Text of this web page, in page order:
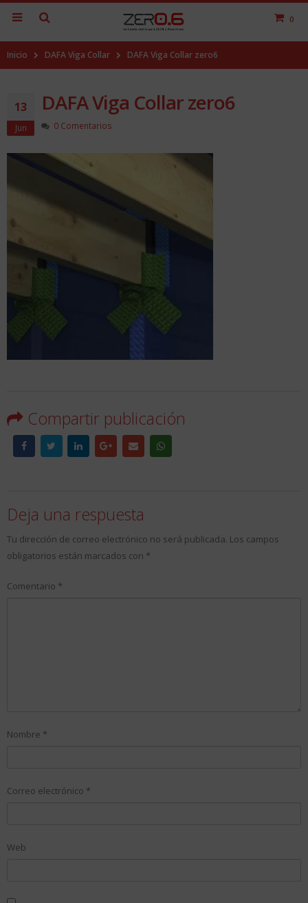
0
Inicio DAFA Viga Collar DAFA Viga Collar zero6
13
Jun
DAFA Viga Collar zero6
0 Comentarios
Compartir publicación
Deja una respuesta
Tu dirección de correo electrónico no será publicada. Los campos
obligatorios están marcados con *
Comentario *
Nombre *
Correo electrónico *
Web